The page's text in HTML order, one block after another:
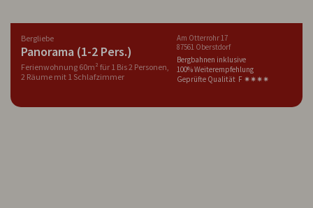
Bergliebe
Panorama (1-2 Pers.)
Ferienwohnung 60m² für 1 Bis 2 Personen,
2 Räume mit 1 Schlafzimmer
Am Otterrohr 17
87561 Oberstdorf
Bergbahnen inklusive
100% Weiterempfehlung
Geprüfte Qualität F ✷✷✷✷